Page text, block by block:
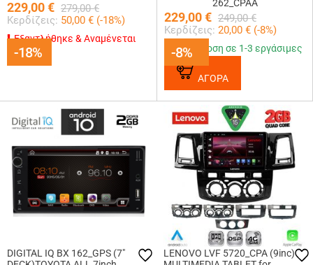
-18%
229,00€ 279,00 €
Κερδίζεις: 50,00 € (-18%)
-18%
Εξαντλήθηκε & Αναμένεται
-8%
262_CPAA
229,00€ 249,00 €
Κερδίζεις: 20,00 € (-8%)
-8%
Παράδοση σε 1-3 εργάσιμες
ΑΓΟΡΑ
DIGITAL IQ BX 162_GPS (7"
LENOVO LVF 5720_CPA (9inc)